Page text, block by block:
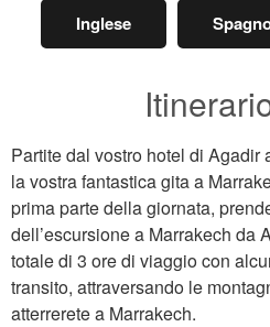
Inglese
Partite dal vostro hotel di Agadir
la vostra fantastica gita a
prima parte della giornata,
dell’escursione a Marrakech da
totale di 3 ore di viaggio con
transito, attraversando le
atterrerete a Marrakech.